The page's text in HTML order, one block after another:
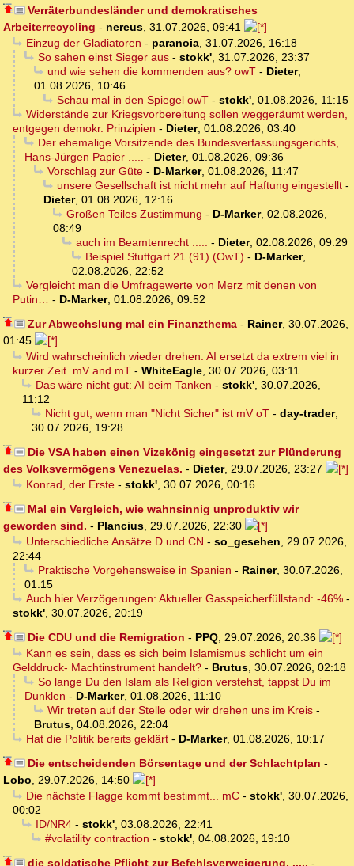
Verräterbundesländer und demokratisches
Arbeiterrecycling - nereus, 31.07.2026, 09:41
Einzug der Gladiatoren - paranoia, 31.07.2026, 16:18
So sahen einst Sieger aus- stokk', 31.07.2026, 23:37
und wie sehen die kommenden aus? owT- Dieter,
01.08.2026, 10:46
Schau mal in den Spiegel owT- stokk', 01.08.2026, 11:15
Widerstände zur Kriegsvorbereitung sollen weggeräumt werden,
entgegen demokr. Prinzipien - Dieter, 01.08.2026, 03:40
Der ehemalige Vorsitzende des Bundesverfassungsgerichts,
Hans-Jürgen Papier ..... - Dieter, 01.08.2026, 09:36
Vorschlag zur Güte- D-Marker, 01.08.2026, 11:47
unsere Gesellschaft ist nicht mehr auf Haftung eingestellt-
Dieter, 01.08.2026, 12:16
Großen Teiles Zustimmung - D-Marker, 02.08.2026,
08:49
auch im Beamtenrecht ..... - Dieter, 02.08.2026, 09:29
Beispiel Stuttgart 21 (91) (OwT) - D-Marker,
02.08.2026, 22:52
Vergleicht man die Umfragewerte von Merz mit denen von
Putin… - D-Marker, 01.08.2026, 09:52
Zur Abwechslung mal ein Finanzthema- Rainer, 30.07.2026,
01:45
Wird wahrscheinlich wieder drehen. AI ersetzt da extrem viel in
kurzer Zeit. mV and mT - WhiteEagle, 30.07.2026, 03:11
Das wäre nicht gut: AI beim Tanken - stokk', 30.07.2026,
11:12
Nicht gut, wenn man "Nicht Sicher" ist mV oT- day-trader,
30.07.2026, 19:28
Die VSA haben einen Vizekönig eingesetzt zur Plünderung
des Volksvermögens Venezuelas. - Dieter, 29.07.2026, 23:27
Konrad, der Erste- stokk', 30.07.2026, 00:16
Mal ein Vergleich, wie wahnsinnig unproduktiv wir
geworden sind. - Plancius, 29.07.2026, 22:30
Unterschiedliche Ansätze D und CN - so_gesehen, 29.07.2026,
22:44
Praktische Vorgehensweise in Spanien - Rainer, 30.07.2026,
01:15
Auch hier Verzögerungen: Aktueller Gasspeicherfüllstand: -46%-
stokk', 30.07.2026, 20:19
Die CDU und die Remigration - PPQ, 29.07.2026, 20:36
Kann es sein, dass es sich beim Islamismus schlicht um ein
Gelddruck- Machtinstrument handelt? - Brutus, 30.07.2026, 02:18
So lange Du den Islam als Religion verstehst, tappst Du im
Dunklen - D-Marker, 01.08.2026, 11:10
Wir treten auf der Stelle oder wir drehen uns im Kreis-
Brutus, 04.08.2026, 22:04
Hat die Politik bereits geklärt- D-Marker, 01.08.2026, 10:17
Die entscheidenden Börsentage und der Schlachtplan -
Lobo, 29.07.2026, 14:50
Die nächste Flagge kommt bestimmt... mC- stokk', 30.07.2026,
00:02
ID/NR4- stokk', 03.08.2026, 22:41
#volatility contraction - stokk', 04.08.2026, 19:10
die soldatische Pflicht zur Befehlsverweigerung, ..... -